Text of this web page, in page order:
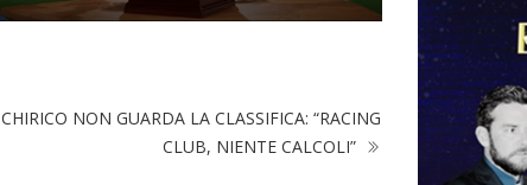
CHIRICO NON GUARDA LA CLASSIFICA: “RACING
CLUB, NIENTE CALCOLI”